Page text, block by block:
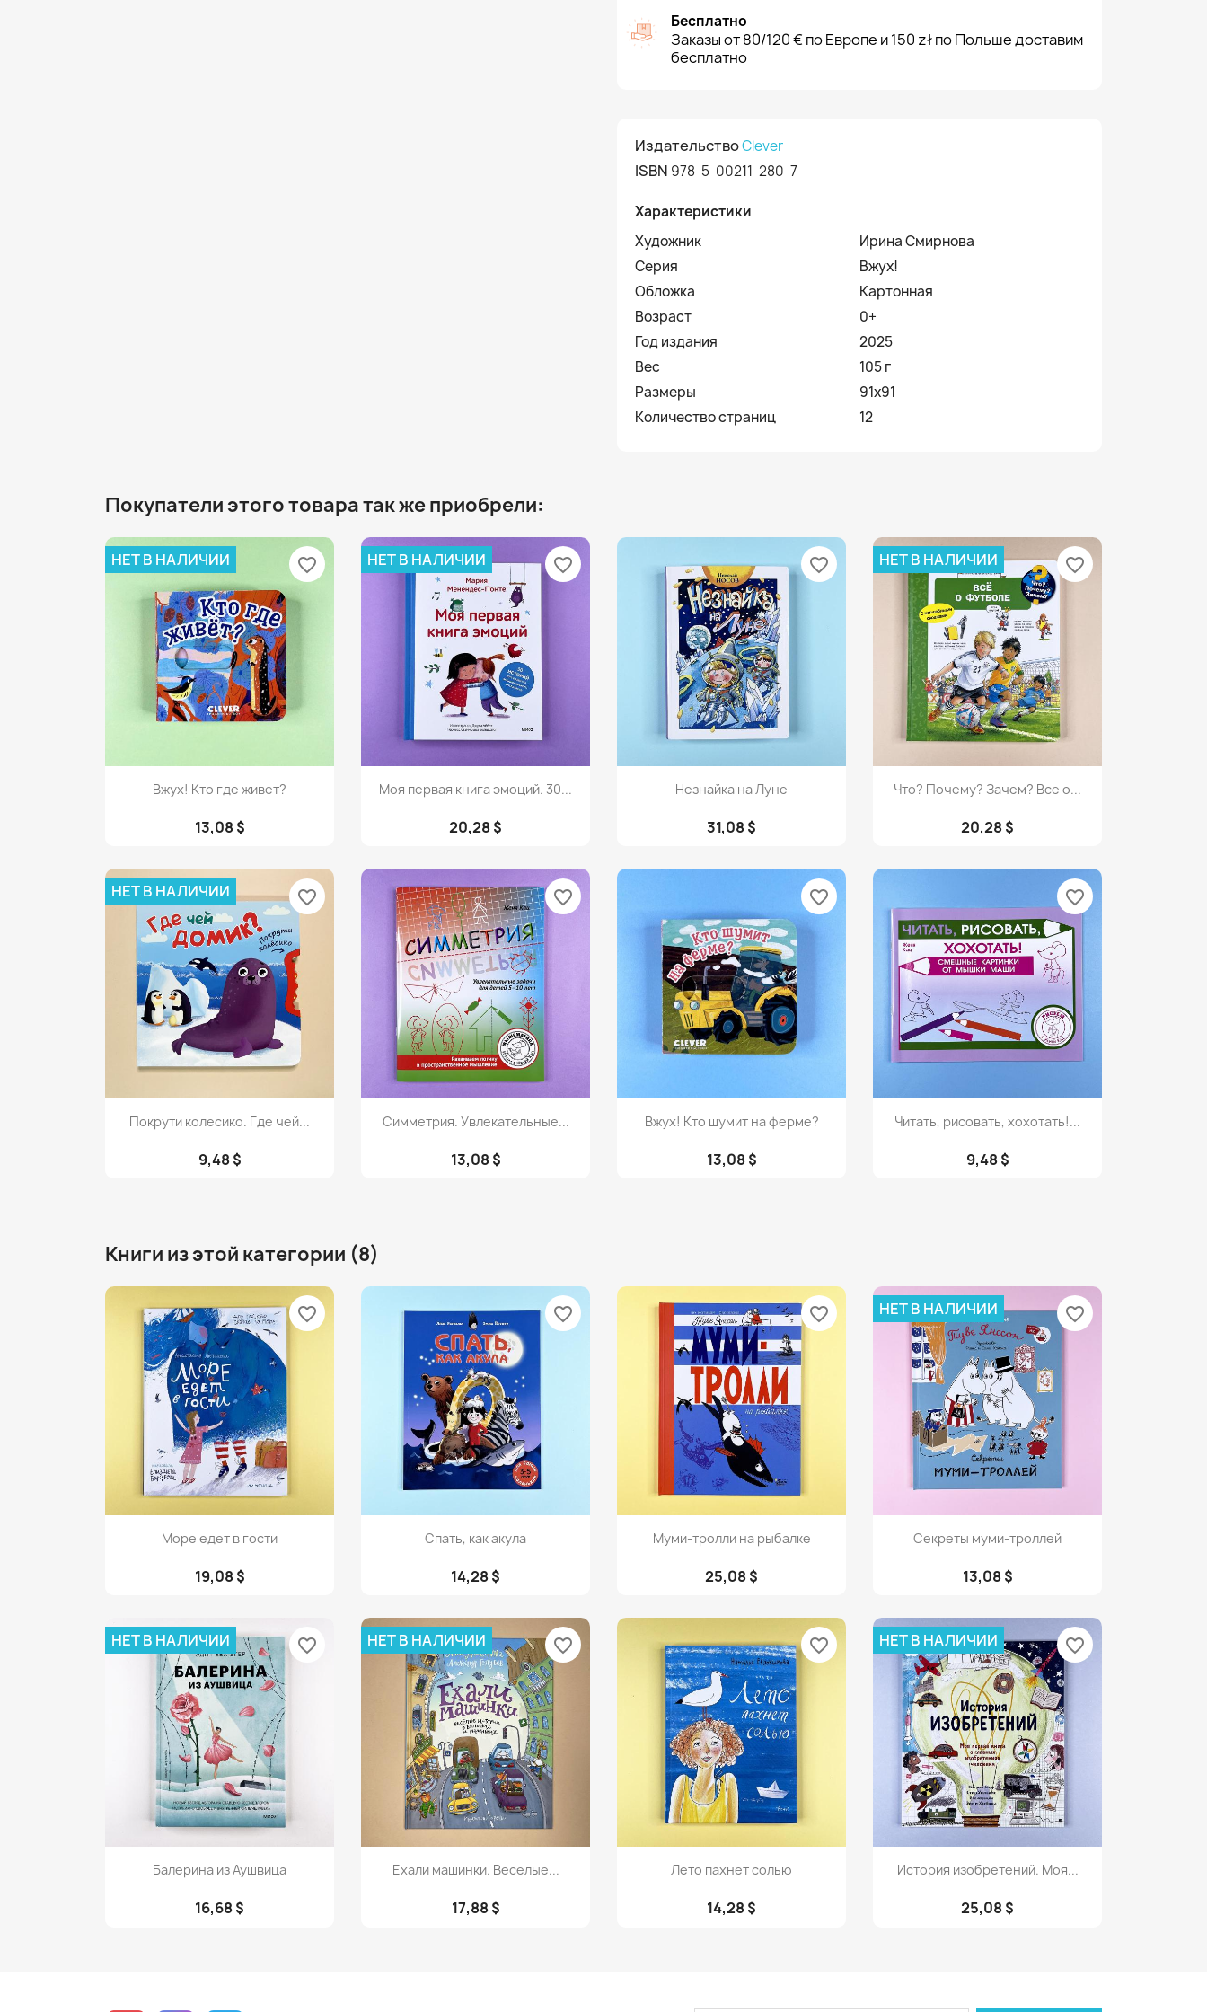
Бесплатно
Заказы от 80/120 € по Европе и 150 zł по Польше доставим
бесплатно
ИздательствоClever
ISBN 978-5-00211-280-7
Характеристики
Художник
Ирина Смирнова
Серия
Вжух!
Обложка
Картонная
Возраст
0+
Год издания
2025
Вес
105 г
Размеры
91x91
Количество страниц
12
Покупатели этого товара так же приобрели:
Просмотр
Вжух! Кто где живет?
13,08 $
НЕТ В НАЛИЧИИ favorite_border
Просмотр
Моя первая книга эмоций. 30...
20,28 $
НЕТ В НАЛИЧИИ favorite_border
Просмотр
Незнайка на Луне
31,08 $
favorite_border
Просмотр
Что? Почему? Зачем? Все о...
20,28 $
НЕТ В НАЛИЧИИ favorite_border
Просмотр
Покрути колесико. Где чей...
9,48 $
НЕТ В НАЛИЧИИ favorite_border
Просмотр
Симметрия. Увлекательные...
13,08 $
favorite_border
 Просмотр
Вжух! Кто шумит на ферме?
13,08 $
favorite_border
Просмотр
Читать, рисовать, хохотать!...
9,48 $
favorite_border
Книги из этой категории (8)
Просмотр
Море едет в гости
19,08 $
favorite_border
Просмотр
Спать, как акула
14,28 $
favorite_border
Просмотр
Муми-тролли на рыбалке
25,08 $
favorite_border
Просмотр
Секреты муми-троллей
13,08 $
НЕТ В НАЛИЧИИ favorite_border
Просмотр
Балерина из Аушвица
16,68 $
НЕТ В НАЛИЧИИ favorite_border
Просмотр
Ехали машинки. Веселые...
17,88 $
НЕТ В НАЛИЧИИ favorite_border
 Просмотр
Лето пахнет солью
14,28 $
favorite_border
Просмотр
История изобретений. Моя...
25,08 $
НЕТ В НАЛИЧИИ favorite_border